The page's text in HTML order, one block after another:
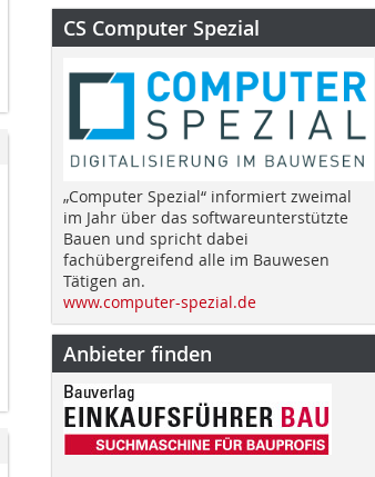
CS Computer Spezial
„Computer Spezial“ informiert zweimal
im Jahr über das softwareunterstützte
Bauen und spricht dabei
fachübergreifend alle im Bauwesen
Tätigen an.
www.computer-spezial.de
Anbieter finden